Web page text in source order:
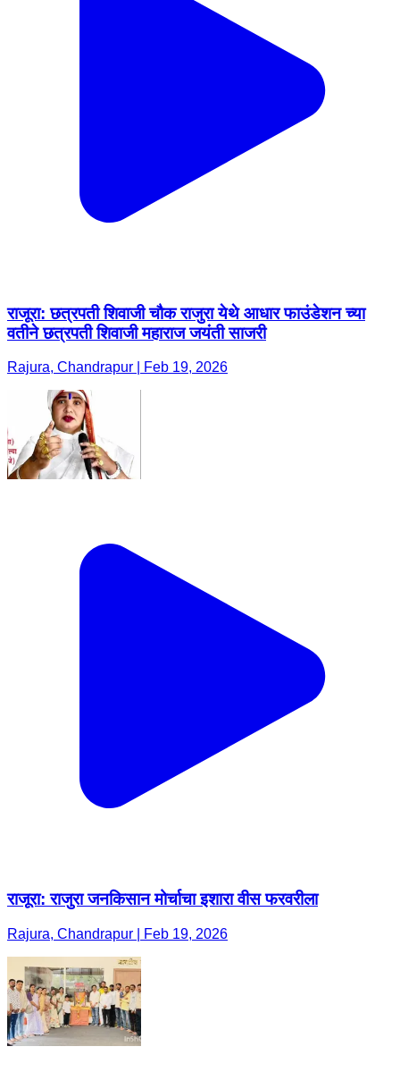
राजूरा: छत्रपती शिवाजी चौक राजुरा येथे आधार फाउंडेशन च्या
वतीने छत्रपती शिवाजी महाराज जयंती साजरी
Rajura, Chandrapur | Feb 19, 2026
राजूरा: राजुरा जनकिसान मोर्चाचा इशारा वीस फरवरीला
Rajura, Chandrapur | Feb 19, 2026